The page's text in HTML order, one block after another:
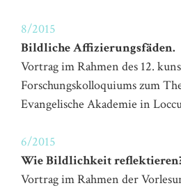
8/2015
Bildliche Affizierungsfäden.
Vortrag im Rahmen des 12.
Forschungskolloquiums zum
Evangelische Akademie in
6/2015
Wie Bildlichkeit
Vortrag im Rahmen der